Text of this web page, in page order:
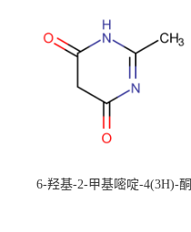
校可先用后付
6-羟基-2-甲基嘧啶-4(3H)-酮